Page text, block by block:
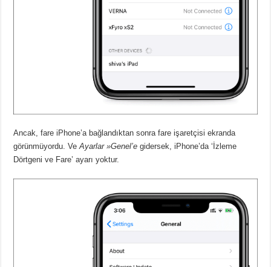
Ancak, fare iPhone’a bağlandıktan sonra fare işaretçisi ekranda
görünmüyordu. VeAyarlar »Genel’e gidersek, iPhone’da ‘İzleme
Dörtgeni ve Fare’ ayarı yoktur.